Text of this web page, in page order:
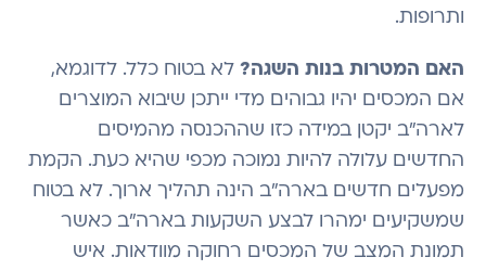
ותרופות.
האם המטרות בנות השגה? לא בטוח כלל. לדוגמא,
אם המכסים יהיו גבוהים מדי ייתכן שיבוא המוצרים
לארה"ב יקטן במידה כזו שההכנסה מהמיסים
החדשים עלולה להיות נמוכה מכפי שהיא כעת. הקמת
מפעלים חדשים בארה"ב הינה תהליך ארוך. לא בטוח
שמשקיעים ימהרו לבצע השקעות בארה"ב כאשר
תמונת המצב של המכסים רחוקה מוודאות. איש